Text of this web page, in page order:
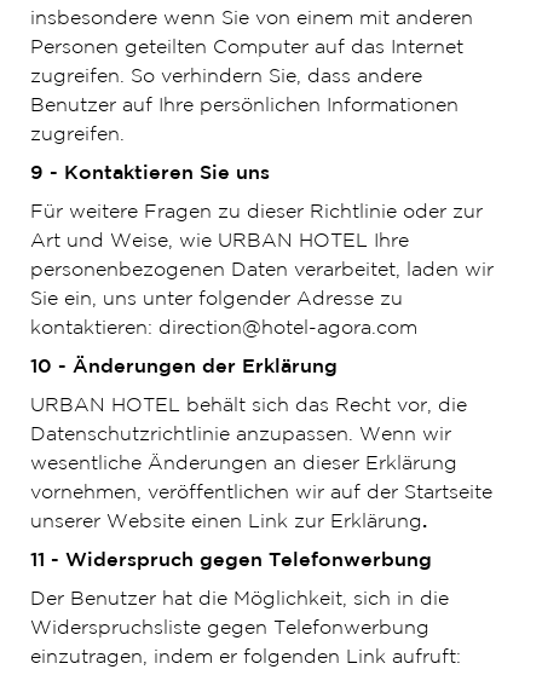
insbesondere wenn Sie von einem mit anderen
Personen geteilten Computer auf das Internet
zugreifen. So verhindern Sie, dass andere
Benutzer auf Ihre persönlichen Informationen
zugreifen.
9 - Kontaktieren Sie uns
Für weitere Fragen zu dieser Richtlinie oder zur
Art und Weise, wie URBAN HOTEL Ihre
personenbezogenen Daten verarbeitet, laden wir
Sie ein, uns unter folgender Adresse zu
kontaktieren: direction@hotel-agora.com
10 - Änderungen der Erklärung
URBAN HOTEL behält sich das Recht vor, die
Datenschutzrichtlinie anzupassen. Wenn wir
wesentliche Änderungen an dieser Erklärung
vornehmen, veröffentlichen wir auf der Startseite
unserer Website einen Link zur Erklärung .
11 - Widerspruch gegen Telefonwerbung
Der Benutzer hat die Möglichkeit, sich in die
Widerspruchsliste gegen Telefonwerbung
einzutragen, indem er folgenden Link aufruft: